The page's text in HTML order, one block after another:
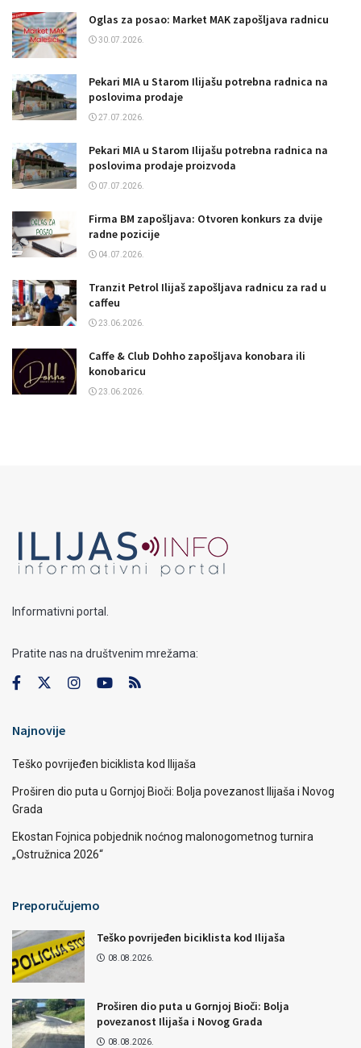
Oglas za posao: Market MAK zapošljava radnicu
30.07.2026.
Pekari MIA u Starom Ilijašu potrebna radnica na
poslovima prodaje
27.07.2026.
Pekari MIA u Starom Ilijašu potrebna radnica na
poslovima prodaje proizvoda
07.07.2026.
Firma BM zapošljava: Otvoren konkurs za dvije
radne pozicije
04.07.2026.
Tranzit Petrol Ilijaš zapošljava radnicu za rad u
caffeu
23.06.2026.
Caffe & Club Dohho zapošljava konobara ili
konobaricu
23.06.2026.
Informativni portal.
Pratite nas na društvenim mrežama:
Najnovije
Teško povrijeđen biciklista kod Ilijaša
Proširen dio puta u Gornjoj Bioči: Bolja povezanost Ilijaša i Novog
Grada
Ekostan Fojnica pobjednik noćnog malonogometnog turnira
„Ostružnica 2026“
Preporučujemo
Teško povrijeđen biciklista kod Ilijaša
08.08.2026.
Proširen dio puta u Gornjoj Bioči: Bolja
povezanost Ilijaša i Novog Grada
08.08.2026.